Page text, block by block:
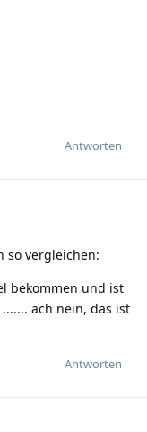
Antworten
so vergleichen:
bekommen und ist
ach nein, das ist
Antworten